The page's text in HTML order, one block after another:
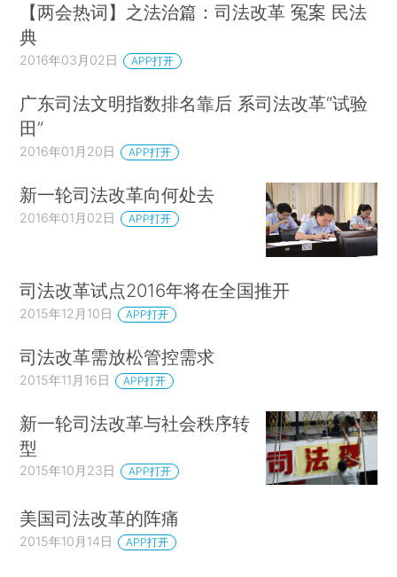
【两会热词】之法治篇：司法改革 冤案 民法
典
2016年03月02日 APP打开
广东司法文明指数排名靠后 系司法改革“试验
田”
2016年01月20日 APP打开
新一轮司法改革向何处去
2016年01月02日 APP打开
司法改革试点2016年将在全国推开
2015年12月10日 APP打开
司法改革需放松管控需求
2015年11月16日 APP打开
新一轮司法改革与社会秩序转
型
2015年10月23日 APP打开
美国司法改革的阵痛
2015年10月14日 APP打开